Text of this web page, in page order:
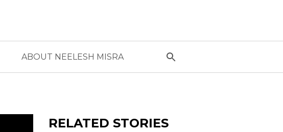
ABOUT NEELESH MISRA
RELATED STORIES